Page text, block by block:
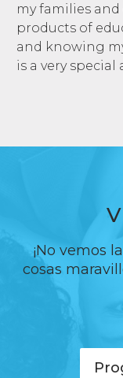
my families
products of
and knowing
is a very
¡No vemos
cosas